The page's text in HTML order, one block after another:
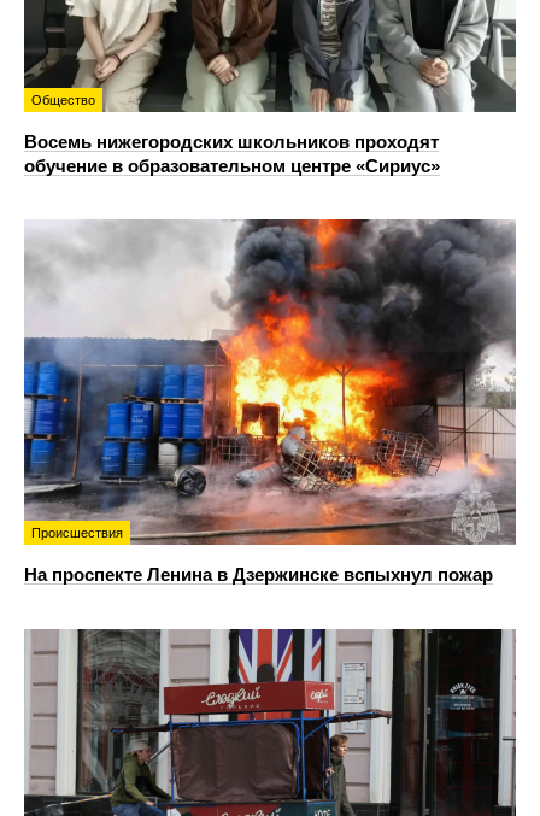
Общество
Восемь нижегородских школьников проходят
обучение в образовательном центре «Сириус»
Происшествия
На проспекте Ленина в Дзержинске вспыхнул пожар